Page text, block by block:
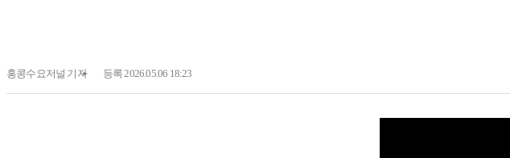
홍콩수요저널 기자 등록 2026.05.06 18:23